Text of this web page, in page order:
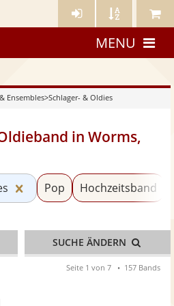
Künstler- Künstler Meine
MENU
Ensembles>Schlager- & Oldies
in Worms,
Ensembles»Kategorie «Schlager- &
Pop Hochzeitsband
SUCHE ÄNDERN
Seite 1 von 7 157 Bands